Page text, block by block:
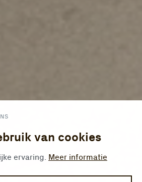
van cookies
ervaring. Meer informatie